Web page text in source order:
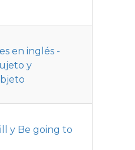
en inglés -
y
y Be going to